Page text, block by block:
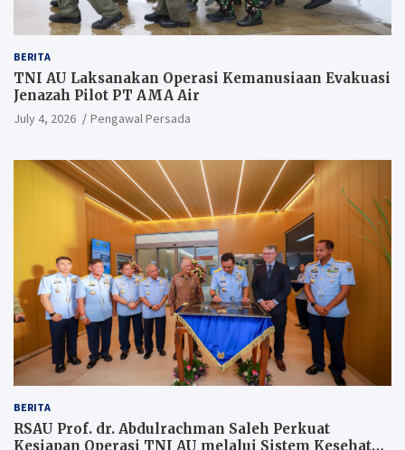
BERITA
TNI AU Laksanakan Operasi Kemanusiaan Evakuasi
Jenazah Pilot PT AMA Air
July 4, 2026 Pengawal Persada
BERITA
RSAU Prof. dr. Abdulrachman Saleh Perkuat
Kesiapan Operasi TNI AU melalui Sistem Kesehatan